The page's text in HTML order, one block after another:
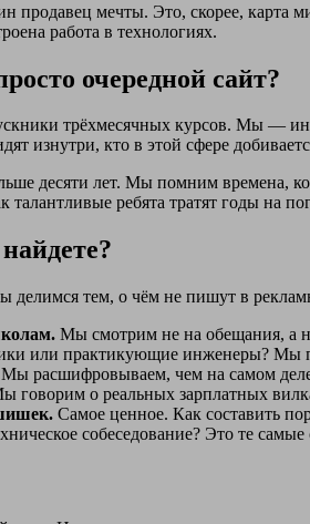
мечты. Это, скорее, карта
работа в технологиях.
очередной сайт?
трёхмесячных курсов. Мы —
изнутри, кто в этой сфере
десяти лет. Мы помним времена,
талантливые ребята тратят годы на
тем, о чём не пишут в
Мы смотрим не на обещания, а
или практикующие инженеры? Мы
Мы расшифровываем, чем на самом деле
говорим о реальных зарплатных
Самое ценное. Как составить
собеседование? Это те